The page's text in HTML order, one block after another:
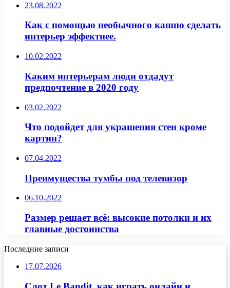
23.08.2022
Как с помощью необычного кашпо сделать
интерьер эффектнее.
10.02.2022
Каким интерьерам люди отдадут
предпочтение в 2020 году
03.02.2022
Что подойдет для украшения стен кроме
картин?
07.04.2022
Преимущества тумбы под телевизор
06.10.2022
Размер решает всё: высокие потолки и их
главные достоинства
Последние записи
17.07.2026